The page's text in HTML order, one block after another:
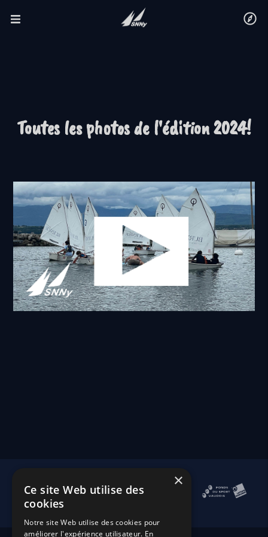
Toutes les photos de l'édition 2024!
×
Ce site Web utilise des
cookies
Notre site Web utilise des cookies pour
améliorer l'expérience utilisateur. En